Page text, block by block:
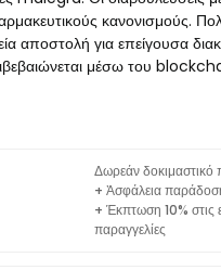
κανονισμούς.
αποστολή για επείγουσα
μέσω του
Δωρεάν δοκιμαστικό
+ Ἀσφάλεια
+ Έκπτωση 10% στις
παραγγελίες